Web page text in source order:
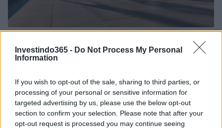
Investindo365 - Do Not Process My Personal
Information
If you wish to opt-out of the sale, sharing to third parties, or
processing of your personal or sensitive information for
targeted advertising by us, please use the below opt-out
section to confirm your selection. Please note that after your
opt-out request is processed you may continue seeing
Rafael Oliveira · 8 ago 2026